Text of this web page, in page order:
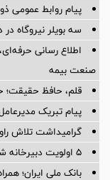
پیام روابط عمومی
سه بویلر نیروگاه
اطلاع رسانی
صنعت بیمه
قلم، حافظ حقیقت؛
پیام تبریک
گرامیداشت تلاش
5 اولویت دبیرخانه شورایعالی برای تحول در مناطق آزاد
بانک ملی ایران؛